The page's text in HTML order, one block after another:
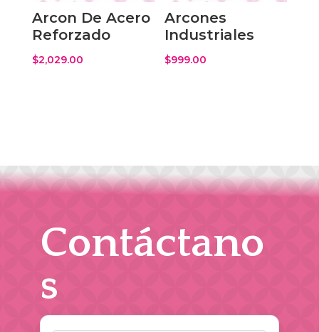
Arcon De Acero
Reforzado
$2,029.00
Arcones
Industriales
$999.00
Contáctano
s